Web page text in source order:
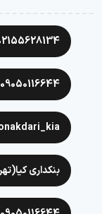
09050116644
بنکداری